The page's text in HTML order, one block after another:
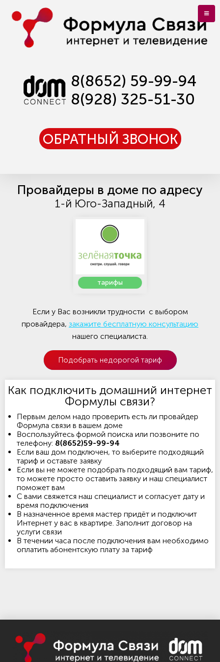
8(8652) 59-99-94
8(928) 325-51-30
ОБРАТНЫЙ ЗВОНОК
Провайдеры в доме по адресу
1-й Юго-Западный, 4
тарифы
Если у Вас возникли трудности с выбором
провайдера, закажите бесплатную консультацию
нашего специалиста.
Подобрать недорогой тариф
Как подключить домашний интернет
Формулы связи?
Первым делом надо проверить есть ли провайдер
Формула связи в вашем доме
Воспользуйтесь формой поиска или позвоните по
телефону: 8(8652)59-99-94
Если ваш дом подключен, то выберите подходящий
тариф и оставьте заявку
Если вы не можете подобрать подходящий вам тариф,
то можете просто оставить заявку и наш специалист
поможет вам
С вами свяжется наш специалист и согласует дату и
время подключения
В назначенное время мастер придёт и подключит
Интернет у вас в квартире. Заполнит договор на
услуги связи
В течении часа после подключения вам необходимо
оплатить абонентскую плату за тариф